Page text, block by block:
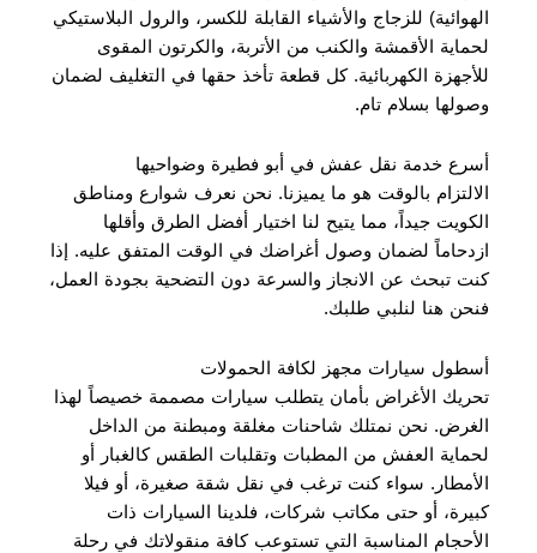
الهوائية) للزجاج والأشياء القابلة للكسر، والرول البلاستيكي
لحماية الأقمشة والكنب من الأتربة، والكرتون المقوى
للأجهزة الكهربائية. كل قطعة تأخذ حقها في التغليف لضمان
وصولها بسلام تام.
أسرع خدمة نقل عفش في أبو فطيرة وضواحيها
الالتزام بالوقت هو ما يميزنا. نحن نعرف شوارع ومناطق
الكويت جيداً، مما يتيح لنا اختيار أفضل الطرق وأقلها
ازدحاماً لضمان وصول أغراضك في الوقت المتفق عليه. إذا
كنت تبحث عن الانجاز والسرعة دون التضحية بجودة العمل،
فنحن هنا لنلبي طلبك.
أسطول سيارات مجهز لكافة الحمولات
تحريك الأغراض بأمان يتطلب سيارات مصممة خصيصاً لهذا
الغرض. نحن نمتلك شاحنات مغلقة ومبطنة من الداخل
لحماية العفش من المطبات وتقلبات الطقس كالغبار أو
الأمطار. سواء كنت ترغب في نقل شقة صغيرة، أو فيلا
كبيرة، أو حتى مكاتب شركات، فلدينا السيارات ذات
الأحجام المناسبة التي تستوعب كافة منقولاتك في رحلة